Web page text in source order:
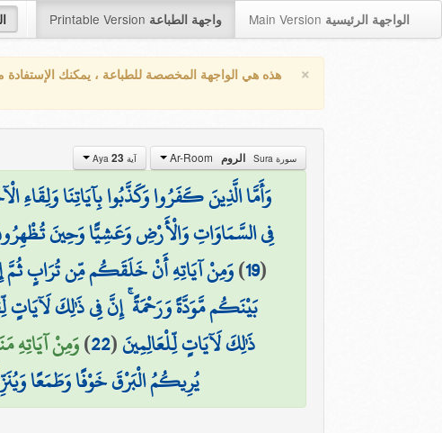
Printable Version واجهة الطباعة Main Version الواجهة الرئيسية
× هذه هي الواجهة المخصصة للطباعة ، يمكنك
سورة Sura الروم آية Aya 23
وَأَمَّا الَّذِينَ كَفَرُوا وَكَذَّبُوا بِآيَاتِنَا
فِي السَّمَاوَاتِ وَالْأَرْضِ وَعَشِيًّا وَحِينَ
(
19
)وَمِنْ آيَاتِهِ أَنْ خَلَقَكُم مِّن تُرَابٍ ثُمَّ
بَيْنَكُم مَّوَدَّةً وَرَحْمَةً ۚ إِنَّ فِي ذَٰلِكَ لَآيَاتٍ
ذَٰلِكَ لَآيَاتٍ لِّلْعَالِمِينَ(
22
)وَمِنْ آيَاتِهِ
يُرِيكُمُ الْبَرْقَ خَوْفًا وَطَمَعًا